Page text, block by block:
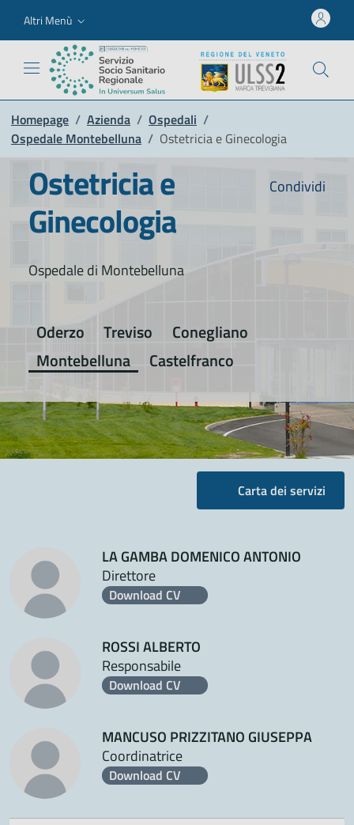
Altri Menù
Homepage / Azienda / Ospedali /
Ospedale Montebelluna / Ostetricia e Ginecologia
Condividi
Ostetricia e
Ginecologia
Ospedale di Montebelluna
Oderzo Treviso
Conegliano
Montebelluna
Castelfranco
Carta dei servizi
LA GAMBA DOMENICO ANTONIO
Direttore
Download CV
ROSSI ALBERTO
Responsabile
Download CV
MANCUSO PRIZZITANO GIUSEPPA
Coordinatrice
Download CV